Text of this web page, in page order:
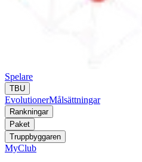
Spelare
TBU
EvolutionerMålsättningar
Rankningar
Paket
Truppbyggaren
MyClub